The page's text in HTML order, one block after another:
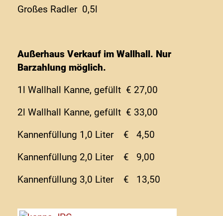
Großes Radler 0,5l
Außerhaus Verkauf im Wallhall. Nur
Barzahlung möglich.
1l Wallhall Kanne, gefüllt € 27,00
2l Wallhall Kanne, gefüllt € 33,00
Kannenfüllung 1,0 Liter € 4,50
Kannenfüllung 2,0 Liter € 9,00
Kannenfüllung 3,0 Liter € 13,50